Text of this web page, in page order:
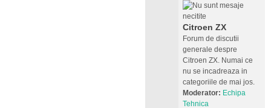
Citroen ZX
Forum de discutii
generale despre
Citroen ZX. Numai ce
nu se incadreaza in
categoriile de mai jos.
Moderator: Echipa
Tehnica